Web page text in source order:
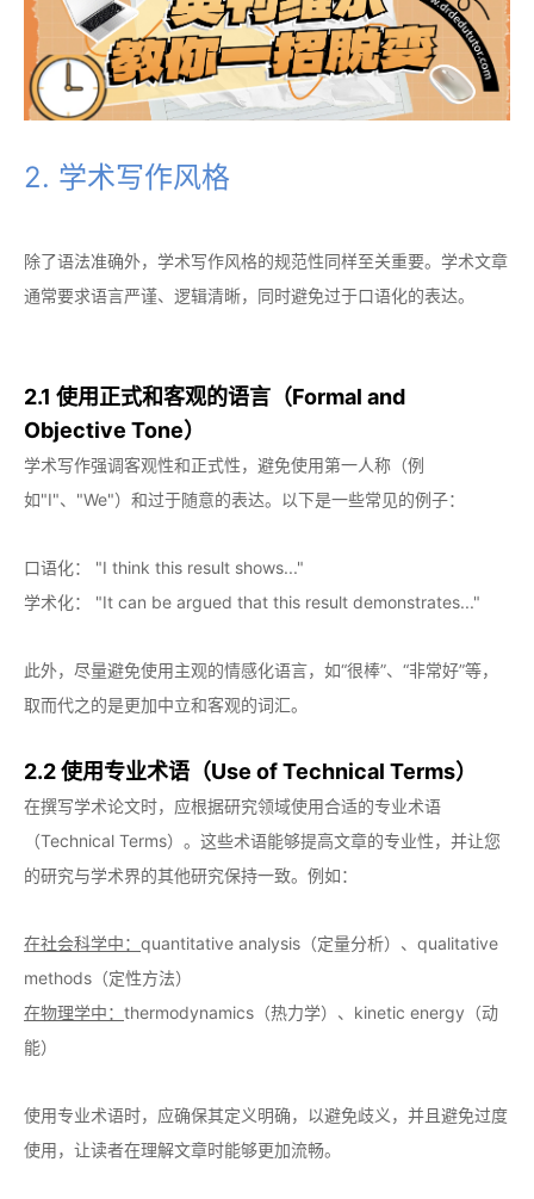
2. 学术写作风格
除了语法准确外，学术写作风格的规范性同样至关重要。学术文章
通常要求语言严谨、逻辑清晰，同时避免过于口语化的表达。
2.1 使用正式和客观的语言（Formal and
Objective Tone）
学术写作强调客观性和正式性，避免使用第一人称（例
如"I"、"We"）和过于随意的表达。以下是一些常见的例子：
口语化： "I think this result shows..."
学术化： "It can be argued that this result demonstrates..."
此外，尽量避免使用主观的情感化语言，如“很棒”、“非常好”等，
取而代之的是更加中立和客观的词汇。
2.2 使用专业术语（Use of Technical Terms）
在撰写学术论文时，应根据研究领域使用合适的专业术语
（Technical Terms）。这些术语能够提高文章的专业性，并让您
的研究与学术界的其他研究保持一致。例如：
在社会科学中： quantitative analysis（定量分析）、qualitative
methods（定性方法）
在物理学中： thermodynamics（热力学）、kinetic energy（动
能）
使用专业术语时，应确保其定义明确，以避免歧义，并且避免过度
使用，让读者在理解文章时能够更加流畅。